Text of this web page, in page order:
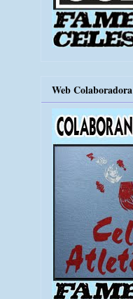
Web Colaboradora